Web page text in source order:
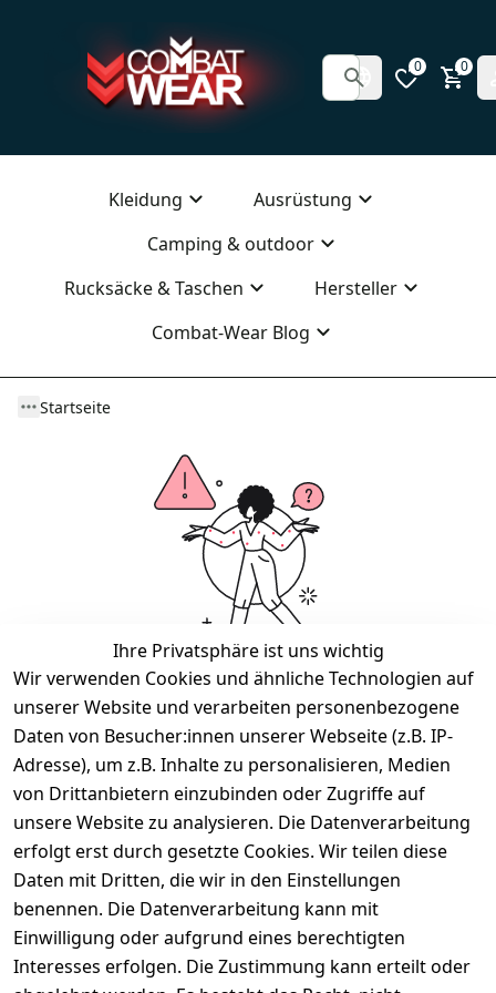
0 0
Kleidung
Ausrüstung
Camping & outdoor
Rucksäcke & Taschen
Hersteller
Combat-Wear Blog
Startseite
Wir haben keine Artikel mehr in dieser Kategorie.
Haben Sie nicht gefunden, was Sie suchen?
Artikel durchsuchen
Ihre Privatsphäre ist uns wichtig
Wir verwenden Cookies und ähnliche Technologien auf
unserer Website und verarbeiten personenbezogene
Daten von Besucher:innen unserer Webseite (z.B. IP-
Adresse), um z.B. Inhalte zu personalisieren, Medien
von Drittanbietern einzubinden oder Zugriffe auf
unsere Website zu analysieren. Die Datenverarbeitung
erfolgt erst durch gesetzte Cookies. Wir teilen diese
Daten mit Dritten, die wir in den Einstellungen
benennen. Die Datenverarbeitung kann mit
Einwilligung oder aufgrund eines berechtigten
Interesses erfolgen. Die Zustimmung kann erteilt oder
Legal Services
Registrieren